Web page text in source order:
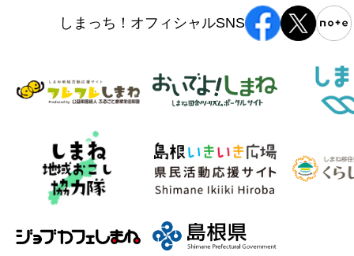
しまっち！オフィシャルSNS